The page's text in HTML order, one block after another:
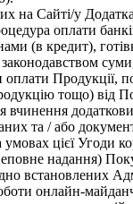
на Сайті/у
оплати
(в кредит),
Продукції,
тощо) від
вчинення
та / або
цієї Угоди
надання)
встановлених
онлайн-